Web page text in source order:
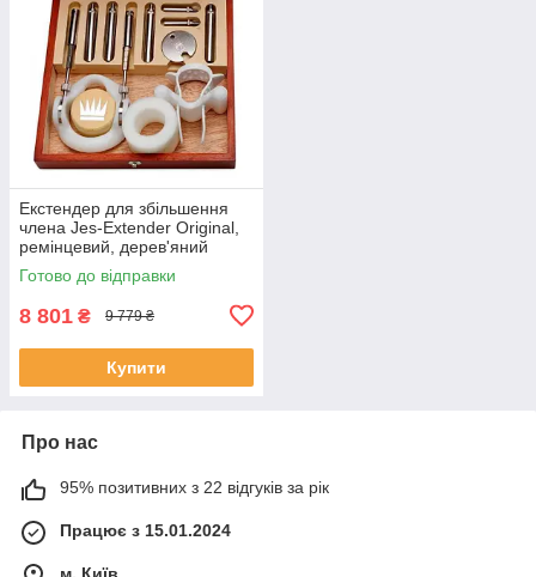
Екстендер для збільшення
члена Jes-Extender Original,
ремінцевий, дерев'яний
футляр для зберігання
SO2911
Готово до відправки
8 801 ₴ 9 779 ₴
Купити
Про нас
95% позитивних з 22 відгуків за рік
Працює з 15.01.2024